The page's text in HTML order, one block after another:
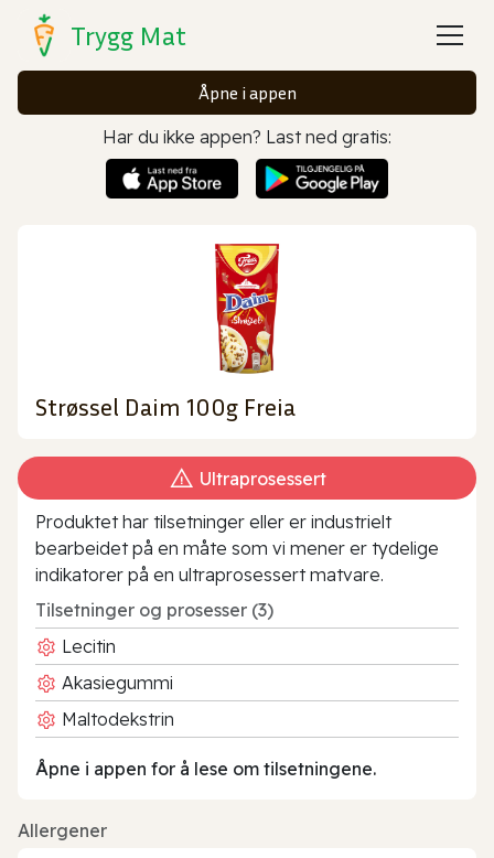
Trygg Mat
Åpne i appen
Har du ikke appen? Last ned gratis:
Strøssel Daim 100g Freia
Ultraprosessert
Produktet har tilsetninger eller er industrielt
bearbeidet på en måte som vi mener er tydelige
indikatorer på en ultraprosessert matvare.
Tilsetninger og prosesser (3)
Lecitin
Akasiegummi
Maltodekstrin
Åpne i appen for å lese om tilsetningene.
Allergener